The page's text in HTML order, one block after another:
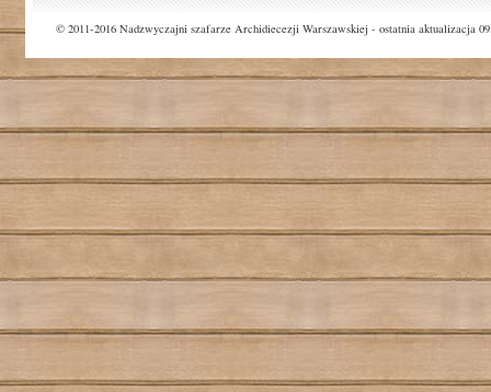
© 2011-2016 Nadzwyczajni szafarze Archidiecezji Warszawskiej - ostatnia aktualizacja